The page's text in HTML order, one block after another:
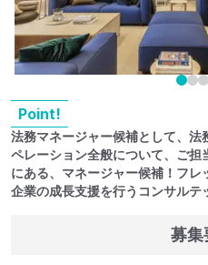
Point!
法務マネージャー候補として、
ペレーション全般について、ご
にある、マネージャー候補！フレ
企業の成長支援を行うコンサルテ
募集